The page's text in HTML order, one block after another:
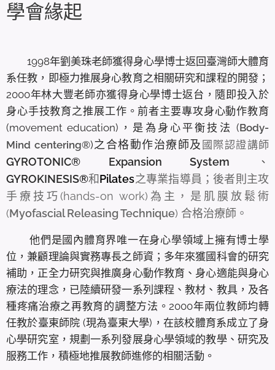
學會緣起
1998年劉美珠老師獲得身心學博士返回臺灣師大體育
系任教，即極力推展身心教育之相關研究和課程的開發；
2000年林大豐老師亦獲得身心學博士返台，隨即投入於
身心手技教育之推展工作。前者主要專攻身心動作教育
(movement education)，是為身心平衡技法 (Body-
Mind centering®)之合格動作治療師及 國際認證講師
GYROTONIC® Expansion System
、
GYROKINESIS®和Pilates之專業指導員；後者則主攻
手療技巧(hands-on work)為主，是肌膜放鬆術
(Myofascial Releasing Technique) 合格治療師。
他們是國內體育界唯一在身心學領域上擁有博士學
位，兼顧理論與實務專長之師資；多年來獲國科會的研究
補助，正全力研究與推廣身心動作教育、身心適能與身心
療法的理念，已陸續研發一系列課程、教材、教具，及各
種疼痛治療之再教育的調整方法。2000年兩位教師均轉
任教於臺東師院 (現為臺東大學)，在該校體育系成立了身
心學研究室，規劃一系列發展身心學領域的教學、研究及
服務工作，積極地推展教師進修的相關活動。